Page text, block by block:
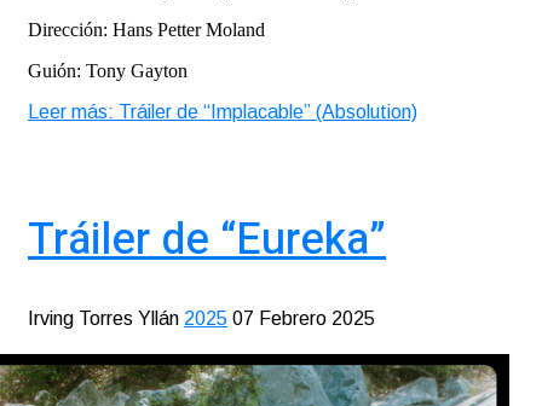
Dirección: Hans Petter Moland
Guión: Tony Gayton
Leer más: Tráiler de “Implacable” (Absolution)
Tráiler de “Eureka”
Irving Torres Yllán 2025 07 Febrero 2025